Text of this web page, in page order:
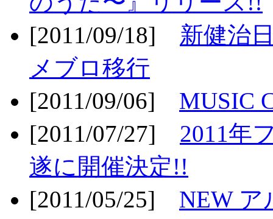
[2011/09/18] 新健治
メブロ移行
[2011/09/06] MUSIC
[2011/07/27] 2011年
遂に開催決定!!
[2011/05/25] NEW